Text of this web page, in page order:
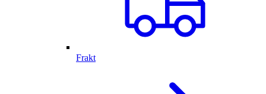
Frakt